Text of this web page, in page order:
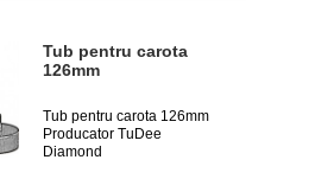
Tub pentru carota
126mm
Tub pentru carota 126mm
Producator TuDee
Diamond